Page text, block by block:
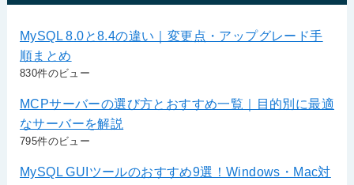
MySQL 8.0と8.4の違い｜変更点・アップグレード手
順まとめ
830件のビュー
MCPサーバーの選び方とおすすめ一覧｜目的別に最適
なサーバーを解説
795件のビュー
MySQL GUIツールのおすすめ9選！Windows・Mac対